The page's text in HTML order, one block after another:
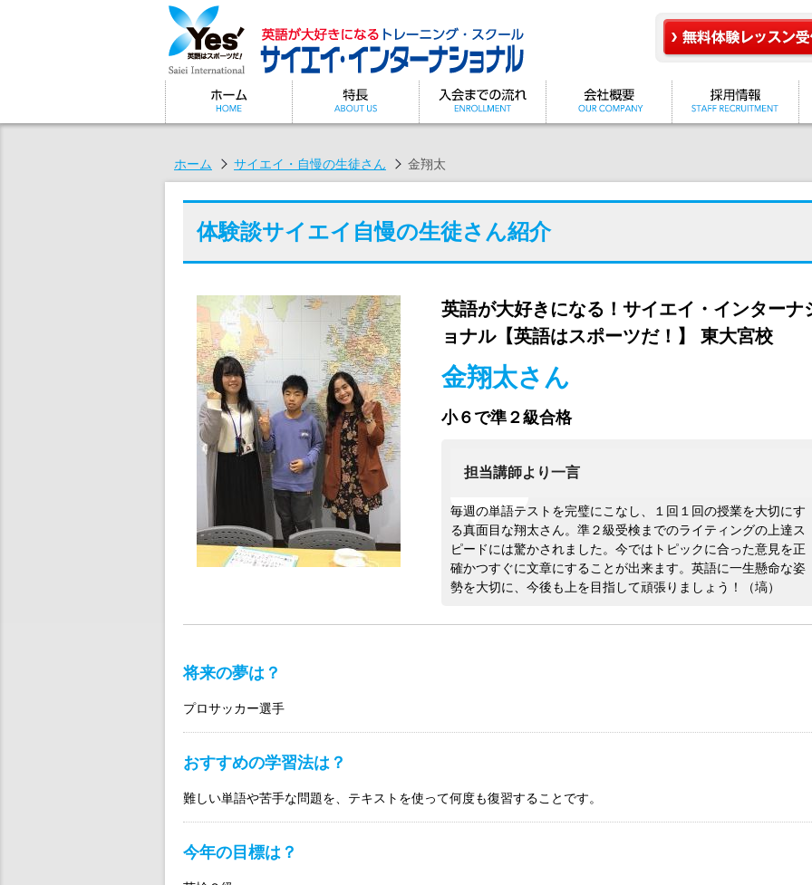
ホーム サイエイ・自慢の生徒さん 金翔太
体験談サイエイ自慢の生徒さん紹介
英語が大好きになる！サイエイ・インターナ
ョナル【英語はスポーツだ！】 東大宮校
金翔太さん
小６で準２級合格
担当講師より一言
毎週の単語テストを完璧にこなし、１回１回の授業を大切にす
る真面目な翔太さん。準２級受検までのライティングの上達ス
ピードには驚かされました。今ではトピックに合った意見を正
確かつすぐに文章にすることが出来ます。英語に一生懸命な姿
勢を大切に、今後も上を目指して頑張りましょう！（塙）
将来の夢は？
プロサッカー選手
おすすめの学習法は？
難しい単語や苦手な問題を、テキストを使って何度も復習することです。
今年の目標は？